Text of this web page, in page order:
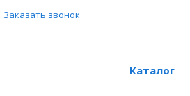
Заказать звонок
Каталог